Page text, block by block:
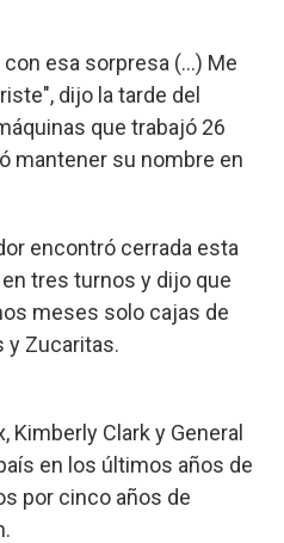
esa sorpresa (...) Me
dijo la tarde del
que trabajó 26
mantener su nombre en
encontró cerrada esta
tres turnos y dijo que
meses solo cajas de
y Zucaritas.
Kimberly Clark y General
en los últimos años de
por cinco años de